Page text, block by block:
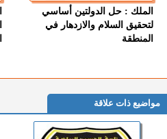
الملك : حل الدولتين أساسي
لتحقيق السلام والازدهار في
المنطقة
مواضيع ذات علاقة